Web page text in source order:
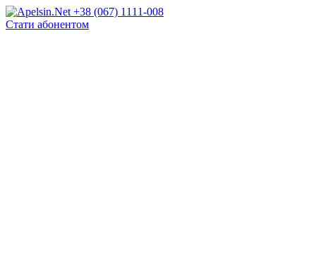
+38 (067) 1111-008
Стати абонентом